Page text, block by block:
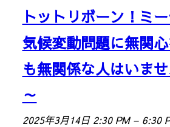
トットリボーン！ミ
気候変動問題に無関
も無関係な人はいま
～
2025年3月14日 2:30 PM– 6:30